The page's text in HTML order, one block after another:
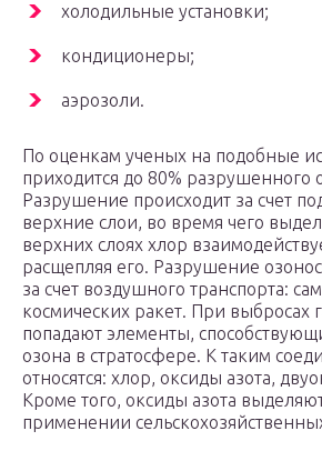
холодильные установки;
кондиционеры;
аэрозоли.
По оценкам ученых на подобные
приходится до 80% разрушенного
Разрушение происходит за счет
верхние слои, во время чего
верхних слоях хлор
расщепляя его. Разрушение
за счет воздушного транспорта:
космических ракет. При выбросах
попадают элементы,
озона в стратосфере. К таким
относятся: хлор, оксиды азота,
Кроме того, оксиды азота
применении